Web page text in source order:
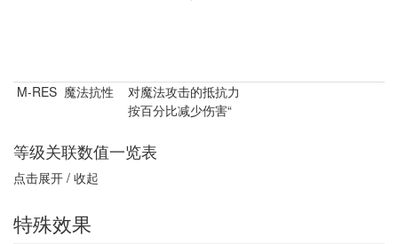
M-RES
对魔法攻击的抵抗力
按百分比减少伤害“
等级关联数值一览表
点击展开 / 收起
特殊效果